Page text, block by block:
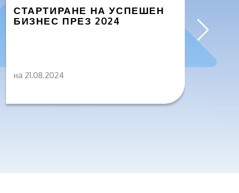
СТАРТИРАНЕ НА УСПЕШЕН
БИЗНЕС ПРЕЗ 2024
на 21.08.2024